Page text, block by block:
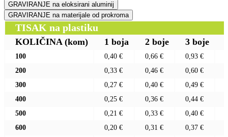
GRAVIRANJE na eloksirani aluminij
GRAVIRANJE na materijale od prokroma
TISAK na plastiku
KOLIČINA (kom) 1 boja 2 boje 3 boje
100 0,40 € 0,66 € 0,93 €
200
0,33 € 0,46 € 0,60 €
300
0,27 € 0,40 € 0,49 €
400
0,25 € 0,36 € 0,44 €
500
0,21 € 0,33 € 0,40 €
600
0,20 € 0,31 € 0,37 €